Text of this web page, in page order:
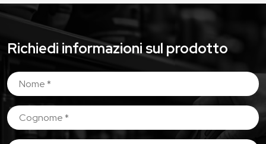
Richiedi informazioni sul prodotto